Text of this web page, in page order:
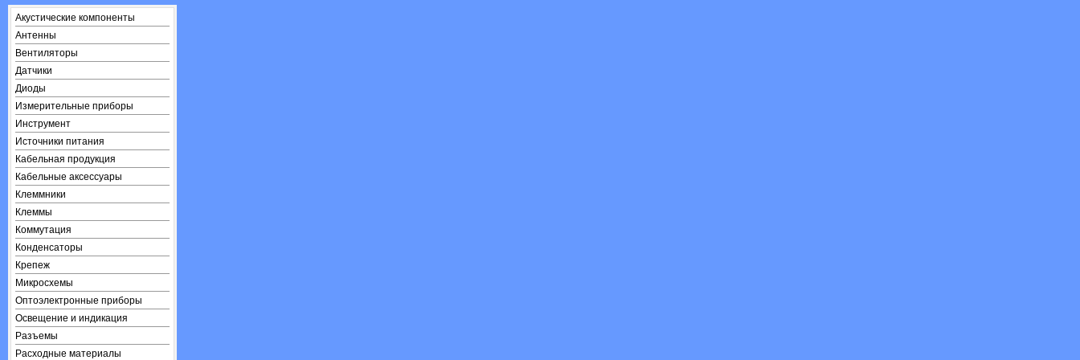
Акустические компоненты
Антенны
Вентиляторы
Датчики
Диоды
Измерительные приборы
Инструмент
Источники питания
Кабельная продукция
Кабельные аксессуары
Клеммники
Клеммы
Коммутация
Конденсаторы
Крепеж
Микросхемы
Оптоэлектронные приборы
Освещение и индикация
Разъемы
Расходные материалы